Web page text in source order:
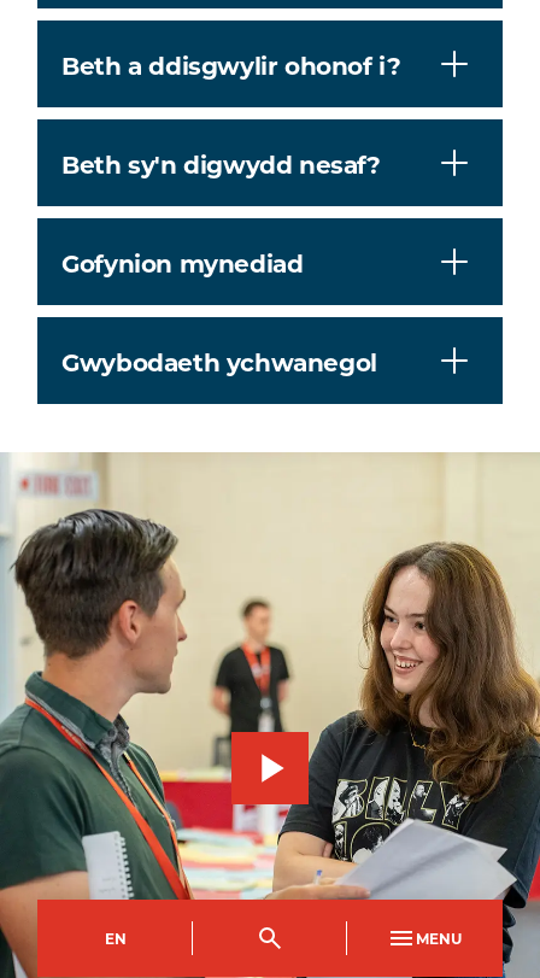
EN MENU
Beth a ddisgwylir ohonof i?
Beth sy'n digwydd nesaf?
Gofynion mynediad
Gwybodaeth ychwanegol